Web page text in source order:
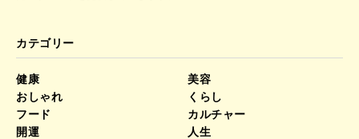
カテゴリー
健康
美容
おしゃれ
くらし
フード
カルチャー
開運
人生